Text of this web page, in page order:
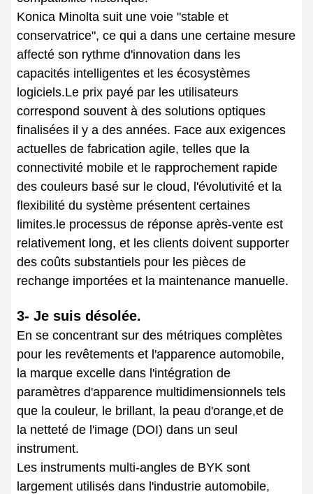
Konica Minolta suit une voie "stable et
conservatrice", ce qui a dans une certaine mesure
affecté son rythme d'innovation dans les
capacités intelligentes et les écosystèmes
logiciels.Le prix payé par les utilisateurs
correspond souvent à des solutions optiques
finalisées il y a des années. Face aux exigences
actuelles de fabrication agile, telles que la
connectivité mobile et le rapprochement rapide
des couleurs basé sur le cloud, l'évolutivité et la
flexibilité du système présentent certaines
limites.le processus de réponse après-vente est
relativement long, et les clients doivent supporter
des coûts substantiels pour les pièces de
rechange importées et la maintenance manuelle.
3- Je suis désolée.
En se concentrant sur des métriques complètes
pour les revêtements et l'apparence automobile,
la marque excelle dans l'intégration de
paramètres d'apparence multidimensionnels tels
que la couleur, le brillant, la peau d'orange,et de
la netteté de l'image (DOI) dans un seul
instrument.
Les instruments multi-angles de BYK sont
largement utilisés dans l'industrie automobile,